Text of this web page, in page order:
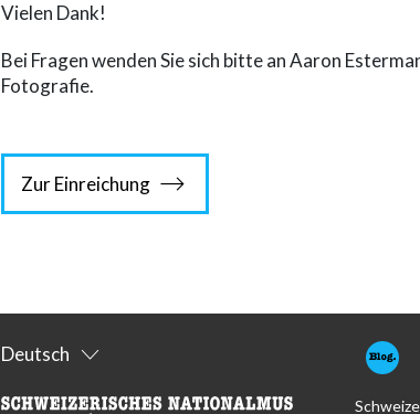
Vielen Dank!
Bei Fragen wenden Sie sich bitte an Aaron
Fotografie.
Zur Einreichung
Deutsch